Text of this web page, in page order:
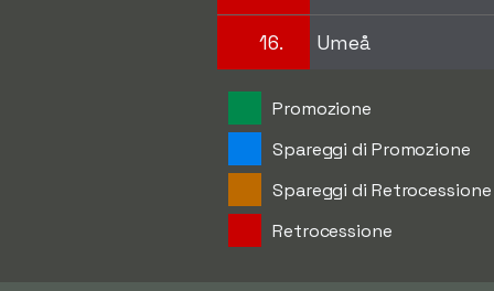
16. Umeå
Promozione
Spareggi di Promozione
Spareggi di Retrocessione
Retrocessione